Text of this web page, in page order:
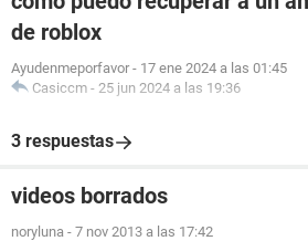
de roblox
Ayudenmeporfavor - 17 ene 2024 a las 01:45
Casiccm - 25 jun 2024 a las 19:36
3 respuestas
videos borrados
noryluna - 7 nov 2013 a las 17:42